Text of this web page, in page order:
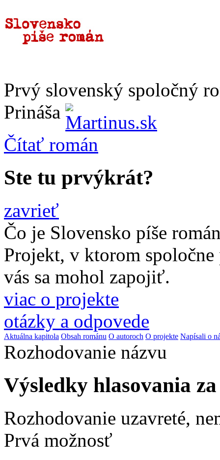
Prvý slovenský spoločný
Prináša
Čítať román
Ste tu prvýkrát?
zavrieť
Čo je Slovensko píše
Projekt, v ktorom
vás sa mohol zapojiť.
viac o projekte
otázky a odpovede
Aktuálna kapitola Obsah románu O autoroch O projekte Napísali o
Rozhodovanie názvu
Výsledky hlasovania
Rozhodovanie uzavreté,
Prvá možnosť